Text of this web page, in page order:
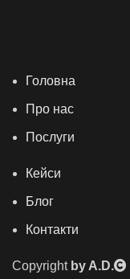
Головна
Про нас
Послуги
Кейси
Блог
Контакти
Copyright by A.D.